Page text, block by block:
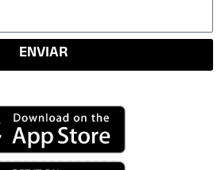
ENVIAR